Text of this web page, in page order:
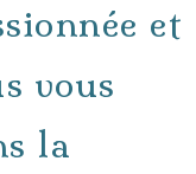
et
vous
la